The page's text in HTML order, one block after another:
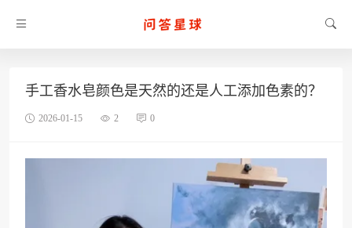
手工香水皂颜色是天然的还是人工添加色素的？
2026-01-15 2 0